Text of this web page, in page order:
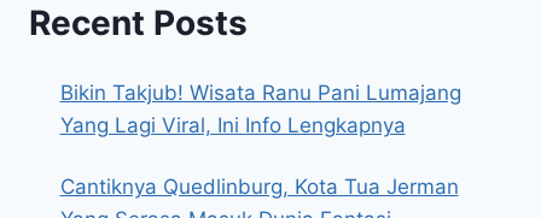
Recent Posts
Bikin Takjub! Wisata Ranu Pani Lumajang
Yang Lagi Viral, Ini Info Lengkapnya
Cantiknya Quedlinburg, Kota Tua Jerman